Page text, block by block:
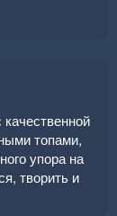
топами,
упора на
творить и